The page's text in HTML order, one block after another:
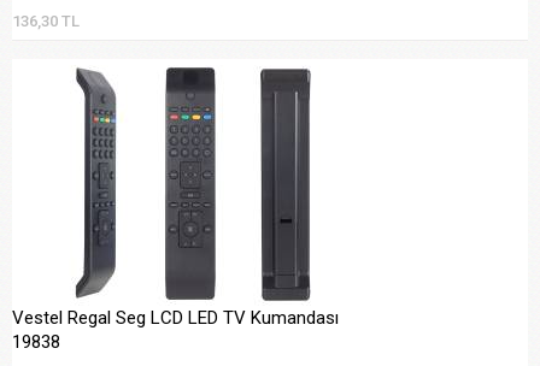
136,30 TL
Vestel Regal Seg LCD LED TV Kumandası
19838